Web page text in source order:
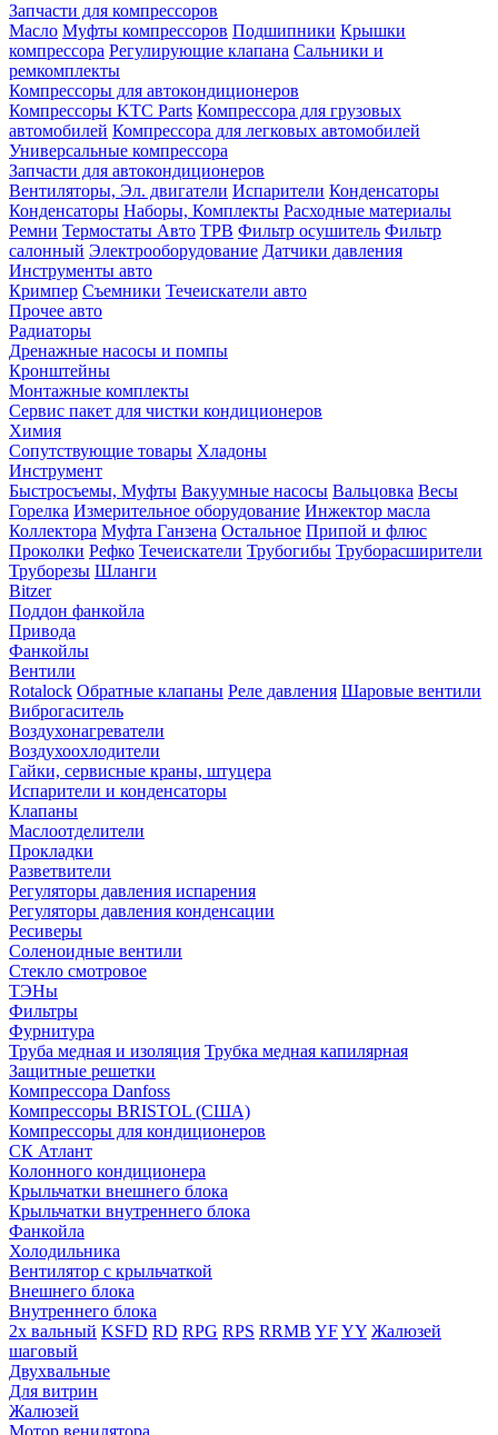
Запчасти для компрессоров
Масло Муфты компрессоров Подшипники Крышки
компрессора Регулирующие клапана Сальники и
ремкомплекты
Компрессоры для автокондиционеров
Компрессоры KTC Parts Компрессора для грузовых
автомобилей Компрессора для легковых автомобилей
Универсальные компрессора
Запчасти для автокондиционеров
Вентиляторы, Эл. двигатели Испарители Конденсаторы
Конденсаторы Наборы, Комплекты Расходные материалы
Ремни Термостаты Авто ТРВ Фильтр осушитель Фильтр
салонный Электрооборудование Датчики давления
Инструменты авто
Кримпер Съемники Течеискатели авто
Прочее авто
Радиаторы
Дренажные насосы и помпы
Кронштейны
Монтажные комплекты
Сервис пакет для чистки кондиционеров
Химия
Сопутствующие товары Хладоны
Инструмент
Быстросъемы, Муфты Вакуумные насосы Вальцовка Весы
Горелка Измерительное оборудование Инжектор масла
Коллектора Муфта Ганзена Остальное Припой и флюс
Проколки Рефко Течеискатели Трубогибы Труборасширители
Труборезы Шланги
Bitzer
Поддон фанкойла
Привода
Фанкойлы
Вентили
Rotalock Обратные клапаны Реле давления Шаровые вентили
Виброгаситель
Воздухонагреватели
Воздухоохлодители
Гайки, сервисные краны, штуцера
Испарители и конденсаторы
Клапаны
Маслоотделители
Прокладки
Разветвители
Регуляторы давления испарения
Регуляторы давления конденсации
Ресиверы
Соленоидные вентили
Стекло смотровое
ТЭНы
Фильтры
Фурнитура
Труба медная и изоляция Трубка медная капилярная
Защитные решетки
Компрессора Danfoss
Компрессоры BRISTOL (США)
Компрессоры для кондиционеров
СК Атлант
Колонного кондиционера
Крыльчатки внешнего блока
Крыльчатки внутреннего блока
Фанкойла
Холодильника
Вентилятор с крыльчаткой
Внешнего блока
Внутреннего блока
2х вальный KSFD RD RPG RPS RRMB YFYY Жалюзей
шаговый
Двухвальные
Для витрин
Жалюзей
Мотор венилятора